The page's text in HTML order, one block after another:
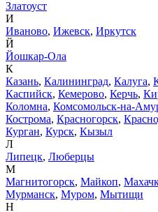
Златоуст
И
Иваново, Ижевск, Иркутск
Й
Йошкар-Ола
К
Казань, Калининград, Калуга,
Каспийск, Кемерово, Керчь,
Коломна, Комсомольск-на-
Кострома, Красногорск,
Курган, Курск, Кызыл
Л
Липецк, Люберцы
М
Магнитогорск, Майкоп,
Мурманск, Муром, Мытищи
Н